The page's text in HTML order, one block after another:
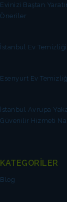
Evinizi Baştan
Öneriler
İstanbul Ev
Esenyurt Ev
İstanbul Avrupa
Güvenilir Hizmeti
KATEGORİLER
Blog